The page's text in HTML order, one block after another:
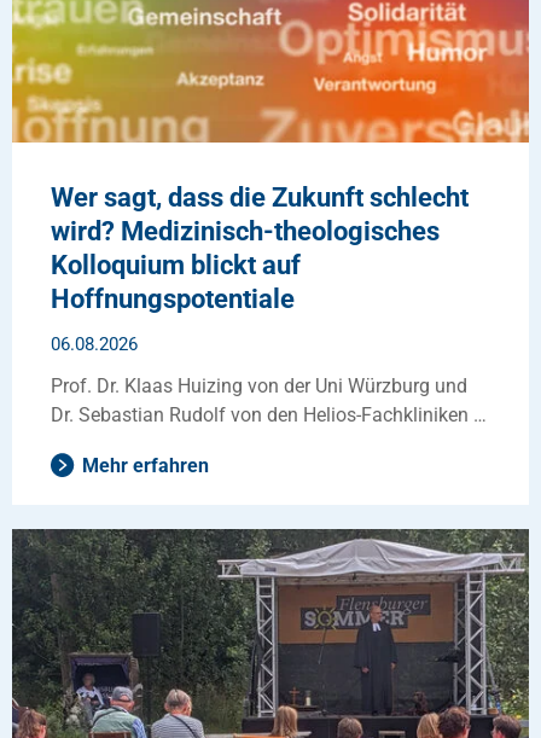
Wer sagt, dass die Zukunft schlecht
wird? Medizinisch-theologisches
Kolloquium blickt auf
Hoffnungspotentiale
06.08.2026
Prof. Dr. Klaas Huizing von der Uni Würzburg und
Dr. Sebastian Rudolf von den Helios-Fachkliniken …
Mehr erfahren